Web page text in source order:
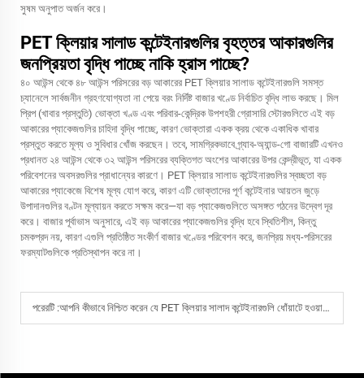
সুষম অনুপাত অর্জন করে।
PET ক্লিয়ার সালাড কন্টেইনারগুলির বৃহত্তর আকারগুলির
জনপ্রিয়তা বৃদ্ধি পাচ্ছে নাকি হ্রাস পাচ্ছে?
৪০ আউন্স থেকে ৪৮ আউন্স পরিসরের বড় আকারের PET ক্লিয়ার সালাড কন্টেইনারগুলি সমস্ত
চ্যানেলে সার্বজনীন গ্রহণযোগ্যতা না পেয়ে বরং নির্দিষ্ট বাজার খণ্ডে নির্বাচিত বৃদ্ধি লাভ করছে। মিল
প্রিপ (খাবার প্রস্তুতি) ভোক্তা খণ্ড এবং পরিবার-কেন্দ্রিক উপশহরী গ্রোসারি স্টোরগুলিতে এই বড়
আকারের প্যাকেজগুলির চাহিদা বৃদ্ধি পাচ্ছে, কারণ ভোক্তারা একক ক্রয় থেকে একাধিক খাবার
প্রস্তুত করতে মূল্য ও সুবিধার খোঁজ করছেন। তবে, সামগ্রিকভাবে গ্র্যাব-অ্যান্ড-গো বাজারটি এখনও
প্রধানত ২৪ আউন্স থেকে ৩২ আউন্স পরিসরের ব্যক্তিগত অংশের আকারের উপর কেন্দ্রীভূত, যা একক
পরিবেশনের অবসরগুলির প্রাধান্যের কারণে। PET ক্লিয়ার সালাড কন্টেইনারগুলির স্বচ্ছতা বড়
আকারের প্যাকেজে বিশেষ মূল্য যোগ করে, কারণ এটি ভোক্তাদের পূর্ণ কন্টেইনার আয়তন জুড়ে
উপাদানগুলির বণ্টন মূল্যায়ন করতে সক্ষম করে—যা বড় প্যাকেজগুলিতে অসঙ্গত গঠনের উদ্বেগ দূর
করে। বাজার পূর্বাভাস অনুসারে, এই বড় আকারের প্যাকেজগুলির বৃদ্ধি হবে স্থিতিশীল, কিন্তু
চমকপ্রদ নয়, কারণ এগুলি প্রতিষ্ঠিত সংকীর্ণ বাজার খণ্ডের পরিবেশন করে, জনপ্রিয় মধ্য-পরিসরের
ফরম্যাটগুলিকে প্রতিস্থাপন করে না।
পরেরটি :আপনি কীভাবে নিশ্চিত করেন যে PET ক্লিয়ার সালাদ কন্টেইনারগুলি ধোঁয়াটে হওয়া ছাড়াই পরিষ্কার থাকে?